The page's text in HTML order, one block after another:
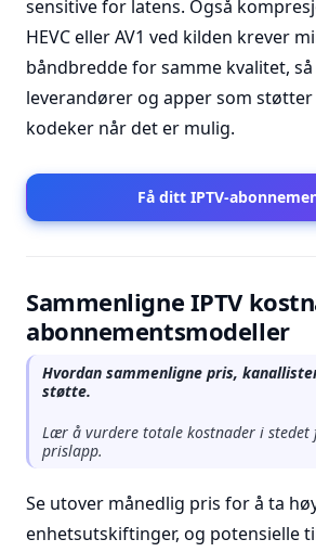
sensitive for latens. Også
HEVC eller AV1 ved kilden krever
båndbredde for samme kvalitet, så
leverandører og apper som
kodeker når det er mulig.
Få ditt IPTV-
Sammenligne IPTV
abonnementsmodeller
Hvordan sammenligne pris,
støtte.
Lær å vurdere totale kostnader i stedet
prislapp.
Se utover månedlig pris for å ta
enhetsutskiftinger, og potensielle